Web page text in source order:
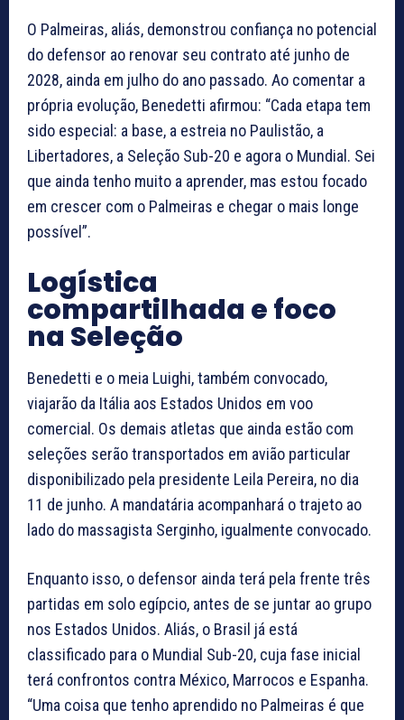
O Palmeiras, aliás, demonstrou confiança no potencial
do defensor ao renovar seu contrato até junho de
2028, ainda em julho do ano passado. Ao comentar a
própria evolução, Benedetti afirmou: “Cada etapa tem
sido especial: a base, a estreia no Paulistão, a
Libertadores, a Seleção Sub-20 e agora o Mundial. Sei
que ainda tenho muito a aprender, mas estou focado
em crescer com o Palmeiras e chegar o mais longe
possível”.
Logística
compartilhada e foco
na Seleção
Benedetti e o meia Luighi, também convocado,
viajarão da Itália aos Estados Unidos em voo
comercial. Os demais atletas que ainda estão com
seleções serão transportados em avião particular
disponibilizado pela presidente Leila Pereira, no dia
11 de junho. A mandatária acompanhará o trajeto ao
lado do massagista Serginho, igualmente convocado.
Enquanto isso, o defensor ainda terá pela frente três
partidas em solo egípcio, antes de se juntar ao grupo
nos Estados Unidos. Aliás, o Brasil já está
classificado para o Mundial Sub-20, cuja fase inicial
terá confrontos contra México, Marrocos e Espanha.
“Uma coisa que tenho aprendido no Palmeiras é que